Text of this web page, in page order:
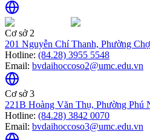
Cơ sở 2
201 Nguyễn Chí Thanh, Phường
Hotline: (84.28) 3955 5548
Email: bvdaihoccoso2@umc.edu.vn
Cơ sở 3
221B Hoàng Văn Thụ, Phường Phú
Hotline: (84.28) 3842 0070
Email: bvdaihoccoso3@umc.edu.vn